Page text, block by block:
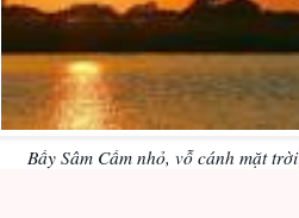
Sâm Cầm nhỏ, vỗ cánh mặt trời